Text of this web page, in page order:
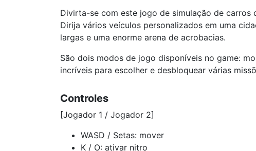
Divirta-se com este jogo de simulação de carros
Dirija vários veículos personalizados em uma
largas e uma enorme arena de acrobacias.
São dois modos de jogo disponíveis no game:
incríveis para escolher e desbloquear várias
Controles
[Jogador 1 / Jogador 2]
WASD / Setas: mover
K / O: ativar nitro